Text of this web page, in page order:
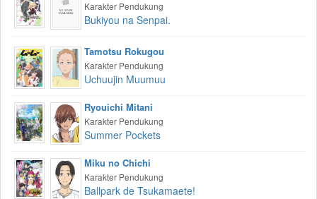
Karakter Pendukung
Bukiyou na Senpai.
Tamotsu Rokugou
Karakter Pendukung
Uchuujin Muumuu
Ryouichi Mitani
Karakter Pendukung
Summer Pockets
Miku no Chichi
Karakter Pendukung
Ballpark de Tsukamaete!